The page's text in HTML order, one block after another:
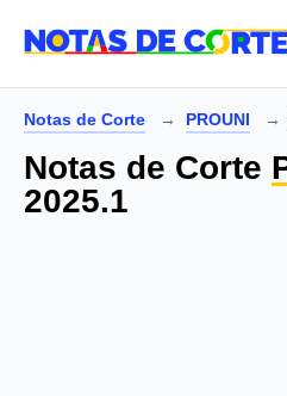
Notas de Corte PROUNI
Notas de Corte
2025.1